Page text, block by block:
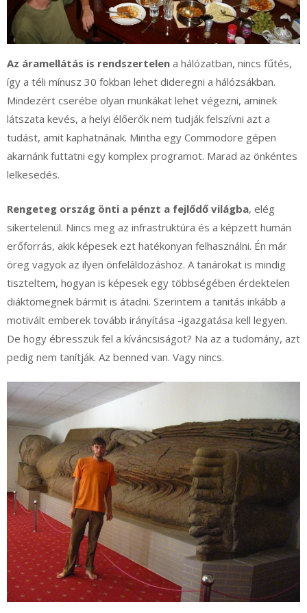
Az áramellátás is rendszertelen a hálózatban, nincs fűtés,
így a téli mínusz 30 fokban lehet dideregni a hálózsákban.
Mindezért cserébe olyan munkákat lehet végezni, aminek
látszata kevés, a helyi élőerők nem tudják felszívni azt a
tudást, amit kaphatnának. Mintha egy Commodore gépen
akarnánk futtatni egy komplex programot. Marad az önkéntes
lelkesedés.
Rengeteg ország önti a pénzt a fejlődő világba, elég
sikertelenül. Nincs meg az infrastruktúra és a képzett humán
erőforrás, akik képesek ezt hatékonyan felhasználni. Én már
öreg vagyok az ilyen önfeláldozáshoz. A tanárokat is mindig
tiszteltem, hogyan is képesek egy többségében érdektelen
diáktömegnek bármit is átadni. Szerintem a tanitás inkább a
motivált emberek tovább irányítása -igazgatása kell legyen.
De hogy ébresszük fel a kíváncsiságot? Na az a tudomány, azt
pedig nem tanítják. Az benned van. Vagy nincs.